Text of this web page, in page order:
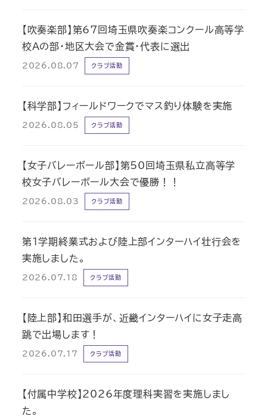
【吹奏楽部】第67回埼玉県吹奏楽コンクール高等学
校Aの部・地区大会で金賞・代表に選出
2026.08.07 クラブ活動
【科学部】フィールドワークでマス釣り体験を実施
2026.08.05 クラブ活動
【女子バレーボール部】第50回埼玉県私立高等学
校女子バレーボール大会で優勝！！
2026.08.03 クラブ活動
第1学期終業式および陸上部インターハイ壮行会を
実施しました。
2026.07.18 クラブ活動
【陸上部】和田選手が、近畿インターハイに女子走高
跳で出場します！
2026.07.17 クラブ活動
【付属中学校】2026年度理科実習を実施しまし
た。